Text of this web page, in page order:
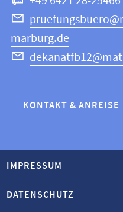
marburg.de
KONTAKT & ANREISE
IMPRESSUM
DATENSCHUTZ